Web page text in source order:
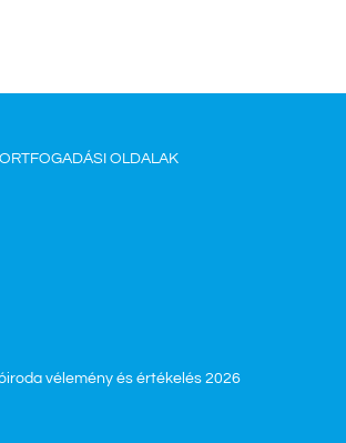
OLDALAK
vélemény és értékelés 2026